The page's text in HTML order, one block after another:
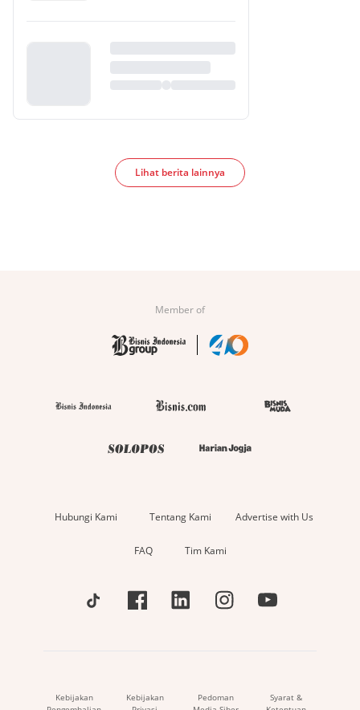
Lihat berita lainnya
Member of
Hubungi Kami Tentang Kami Advertise with Us
FAQ Tim Kami
Kebijakan
Kebijakan
Pedoman
Syarat &